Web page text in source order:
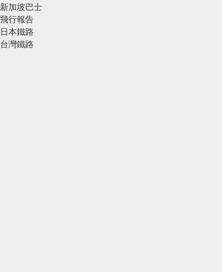
新加坡巴士
飛行報告
日本鐵路
台灣鐵路